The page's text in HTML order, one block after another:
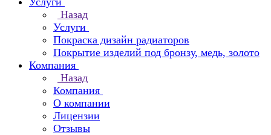
Назад
Услуги
Покраска дизайн радиаторов
Покрытие изделий под бронзу, медь, золото
Компания
Назад
Компания
О компании
Лицензии
Отзывы